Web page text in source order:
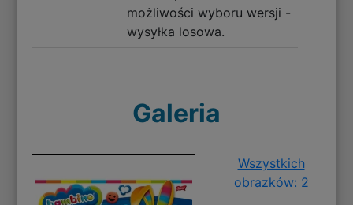
możliwości wyboru wersji -
wysyłka losowa.
Galeria
Wszystkich
obrazków: 2